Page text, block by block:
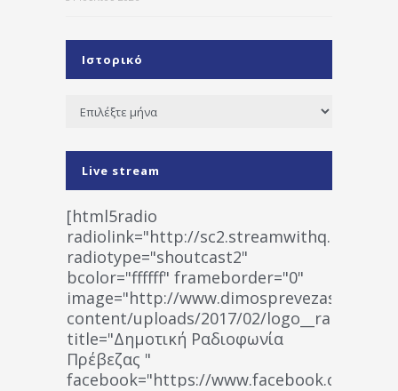
Ιστορικό
Ιστορικό
Live stream
[html5radio
radiolink="http://
radiotype="shoutcast2"
bcolor="ffffff" frameborder="0"
image="http://www.dimosprevezas.gr/wp-
content/uploads/2017/02/
title="Δημοτική Ραδιοφωνία
Πρέβεζας "
facebook="https://www.facebook.com/